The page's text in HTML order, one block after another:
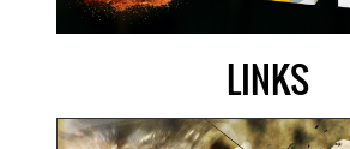
LINKS